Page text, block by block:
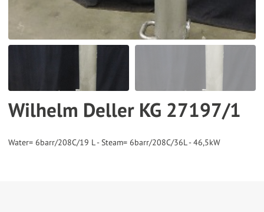
search
result.
Touch
can
use
and
Wilhelm Deller KG 27197/1